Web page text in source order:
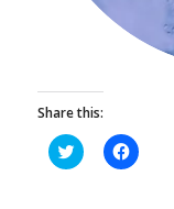
Share this:
Click
to
Click
to